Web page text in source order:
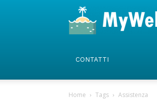
CONTATTI
Home Tags Assistenza